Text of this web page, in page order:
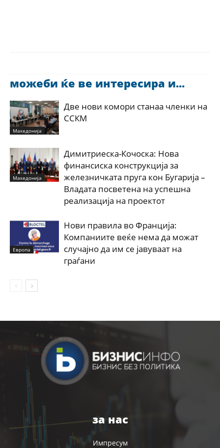
можеби ќе ве интересира и...
Македонија
Две нови комори станаа членки на
ССКМ
Македонија
Димитриеска-Кочоска: Нова
финансиска конструкција за
железничката пруга кон Бугарија –
Владата посветена на успешна
реализација на проектот
Европа
Нови правила во Франција:
Компаниите веќе нема да можат
случајно да им се јавуваат на
граѓани
за нас
Импресум